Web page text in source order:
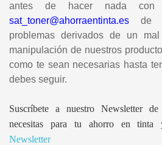
antes de hacer nada con
sat_toner@ahorraentinta.es de
problemas derivados de un
manipulación de nuestros
como te sean necesarias hasta
debes seguir.
Suscríbete a nuestro Newsletter
necesitas para tu ahorro en tinta
Newsletter